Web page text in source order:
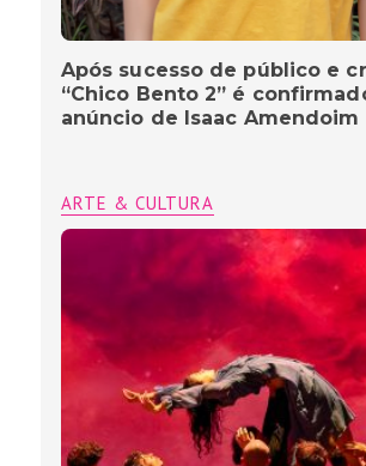
Após sucesso de público e
“Chico Bento 2” é
anúncio de Isaac Amendoim
ARTE & CULTURA